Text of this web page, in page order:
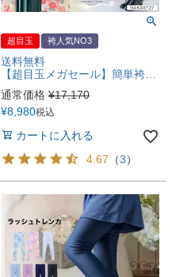
超目玉 袴人気NO3
送料無料
【超目玉メガセール】簡単袴セット 京都絵師描き下ろし新柄 2025年3月卒業 着付け かんたん袴 袴セット 小学校 卒業式 卒園式 女の子 袴 保育園 年長袴 簡単着付け 刺繍入り 和装 着物 七五三 [再入荷なし・在庫限り] キャサリンコテージ TAK
通常価格 ¥17,170
¥8,980税込
カートに入れる
4.67 （3）